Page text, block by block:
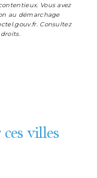
Vous avez
au démarchage
. Consultez
villes